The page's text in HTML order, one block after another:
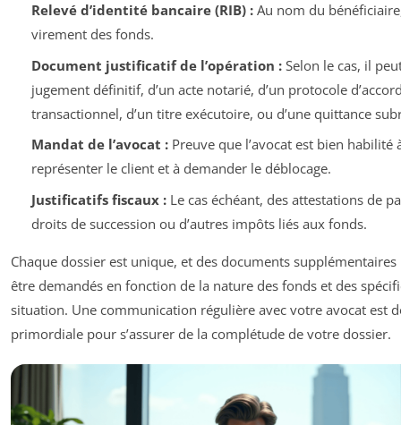
Relevé d’identité bancaire (RIB) :Au nom du
virement des fonds.
Document justificatif de l’opération :Selon le cas, il peut
jugement définitif, d’un acte notarié, d’un protocole
transactionnel, d’un titre exécutoire, ou d’une quittance
Mandat de l’avocat :Preuve que l’avocat est bien habilité
représenter le client et à demander le déblocage.
Justificatifs fiscaux :Le cas échéant, des attestations de
droits de succession ou d’autres impôts liés aux fonds.
Chaque dossier est unique, et des documents
être demandés en fonction de la nature des fonds et des
situation. Une communication régulière avec votre avocat est
primordiale pour s’assurer de la complétude de votre dossier.